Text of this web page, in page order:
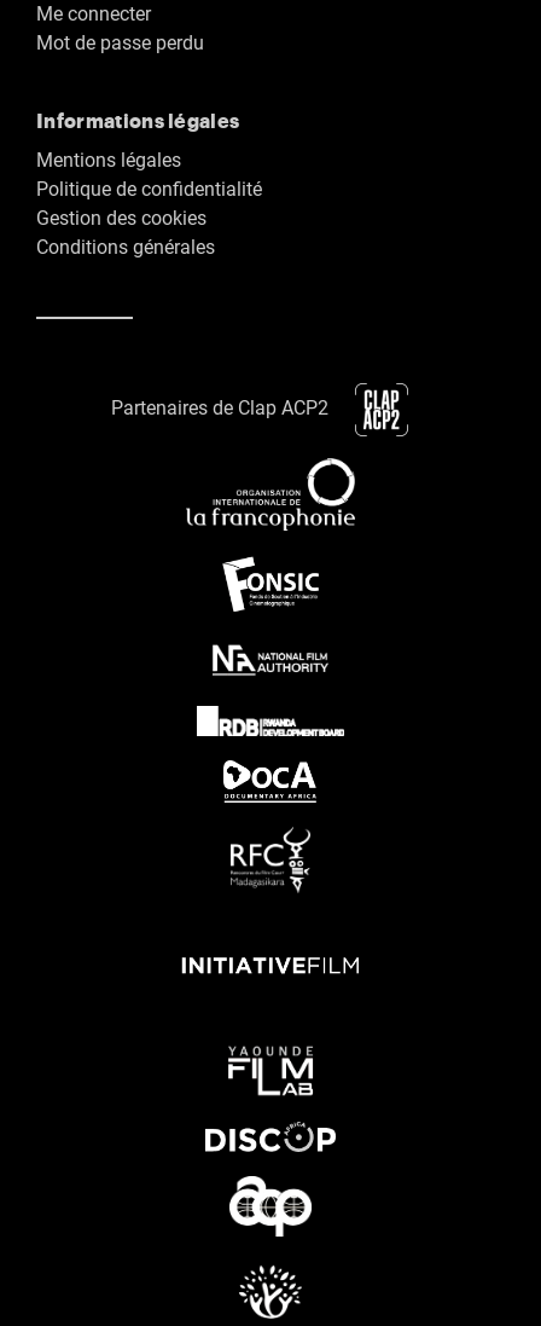
Me connecter
Mot de passe perdu
Informations légales
Mentions légales
Politique de confidentialité
Gestion des cookies
Conditions générales
Partenaires de Clap ACP2